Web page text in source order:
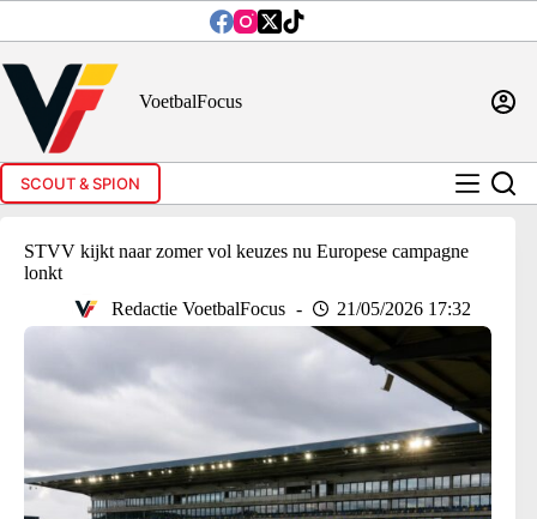
inhoud
VoetbalFocus
SCOUT & SPION
STVV kijkt naar zomer vol keuzes nu Europese campagne
lonkt
Redactie VoetbalFocus
21/05/2026 17:32